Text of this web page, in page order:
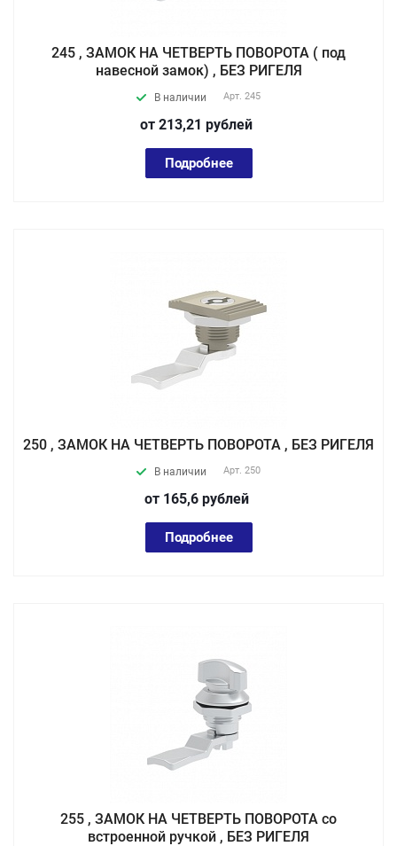
245 , ЗАМОК НА ЧЕТВЕРТЬ ПОВОРОТА ( под
навесной замок) , БЕЗ РИГЕЛЯ
В наличии Арт. 245
от 213,21 рублей
Подробнее
250 , ЗАМОК НА ЧЕТВЕРТЬ ПОВОРОТА , БЕЗ РИГЕЛЯ
В наличии Арт. 250
от 165,6 рублей
Подробнее
255 , ЗАМОК НА ЧЕТВЕРТЬ ПОВОРОТА со
встроенной ручкой , БЕЗ РИГЕЛЯ